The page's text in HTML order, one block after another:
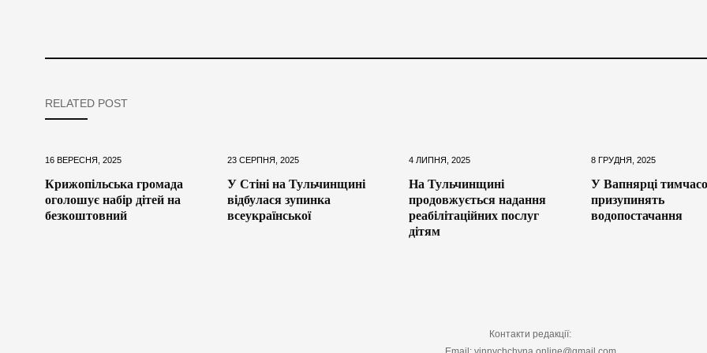
RELATED POST
16 ВЕРЕСНЯ, 2025
Крижопільська громада
оголошує набір дітей на
безкоштовний
23 СЕРПНЯ, 2025
У Стіні на Тульчинщині
відбулася зупинка
всеукраїнської
4 ЛИПНЯ, 2025
На Тульчинщині
продовжується надання
реабілітаційних послуг
дітям
8 ГРУДНЯ, 2025
У Вапнярці
призупинять
водопостачання
Контакти редакції: